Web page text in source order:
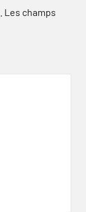
Les champs